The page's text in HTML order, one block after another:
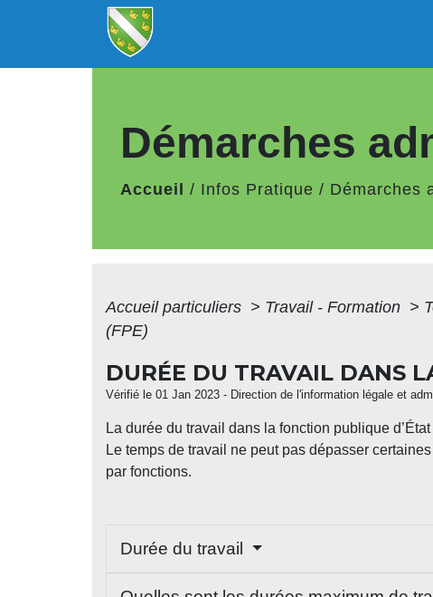
Démarches
Accueil / Infos Pratique / Démarches
Accueil particuliers > Travail - Formation >
(FPE)
DURÉE DU TRAVAIL DANS
Vérifié le 01 Jan 2023 - Direction de l'information légale et
La durée du travail dans la fonction publique
Le temps de travail ne peut pas dépasser
par fonctions.
Durée du travail